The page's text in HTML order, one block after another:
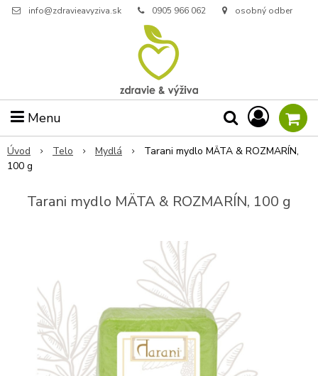
info@zdravieavyziva.sk 0905 966 062 osobný odber
Menu
Úvod Telo Mydlá
Tarani mydlo MÄTA & ROZMARÍN,
100 g
Tarani mydlo MÄTA & ROZMARÍN, 100 g